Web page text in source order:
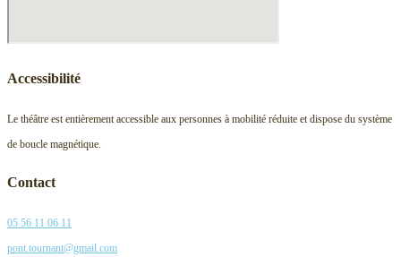
Accessibilité
Le théâtre est entièrement accessible aux personnes à mobilité réduite et dispose du système
de boucle magnétique.
Contact
05 56 11 06 11
pont.tournant@gmail.com